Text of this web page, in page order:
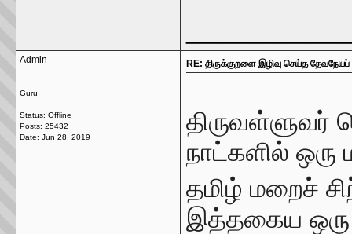
Admin
Guru
Status: Offline
Posts: 25432
Date: Jun 28, 2019
RE: திருக்குறளை இழிவு செய்த
திருவள்ளுவர்
நாட்களில்
தமிழ் மறைச்
இத்தகைய